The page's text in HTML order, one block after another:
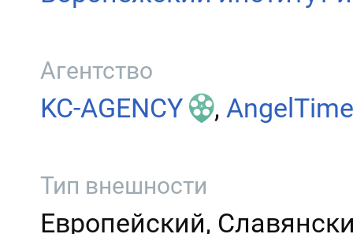
Агентство
KC-AGENCY ,
Тип внешности
Европейский,